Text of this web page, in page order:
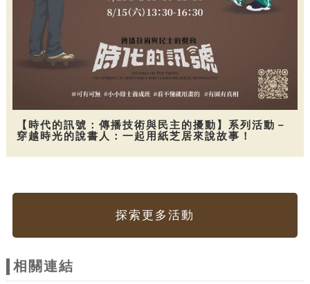
【時代的訊號：傳播技術與民主的擾動】系列活動－
穿越時光的說書人：一起用紙芝居來說故事！
探索更多活動
相關連結